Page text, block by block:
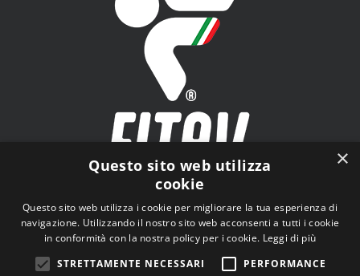
FITAV - Federazione Italiana Tiro a Volo - Viale Tiziano
n.74, 00196 Roma (RM)
×
Questo sito web utilizza
cookie
Questo sito web utilizza i cookie per migliorare la tua esperienza di
navigazione. Utilizzando il nostro sito web acconsenti a tutti i cookie
in conformità con la nostra policy per i cookie. Leggi di più
STRETTAMENTE NECESSARI
PERFORMANCE